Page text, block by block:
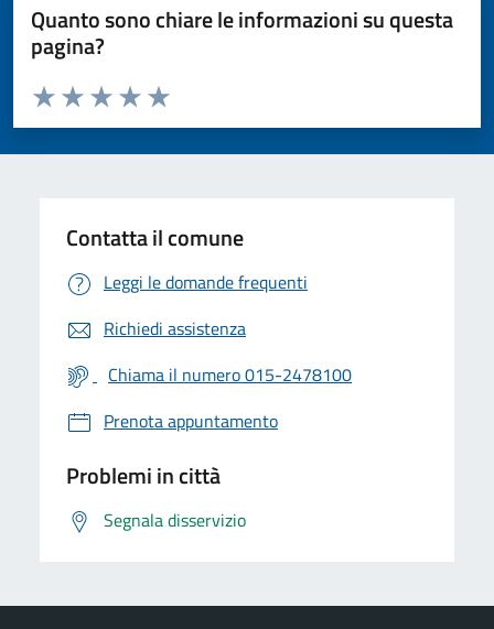
Quanto sono chiare le informazioni su questa
pagina?
Valuta da 1 a 5 stelle la pagina
Valuta 5 stelle su 5
Valuta 4 stelle su 5
Valuta 3 stelle su 5
Valuta 2 stelle su 5
Valuta 1 stelle su 5
Contatta il comune
Leggi le domande frequenti
Richiedi assistenza
Chiama il numero 015-2478100
Prenota appuntamento
Problemi in città
Segnala disservizio